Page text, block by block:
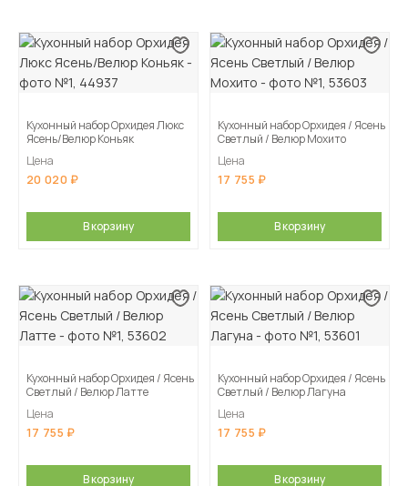
Кухонный набор Орхидея Люкс
Ясень/Велюр Коньяк
Цена
20 020
В корзину
Кухонный набор Орхидея / Ясень
Светлый / Велюр Мохито
Цена
17 755
В корзину
Кухонный набор Орхидея / Ясень
Светлый / Велюр Латте
Цена
17 755
В корзину
Кухонный набор Орхидея / Ясень
Светлый / Велюр Лагуна
Цена
17 755
В корзину